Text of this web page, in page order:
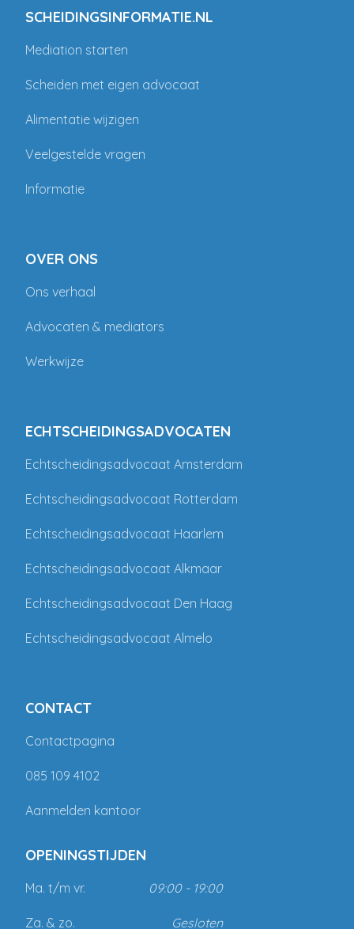
SCHEIDINGSINFORMATIE.NL
Mediation starten
Scheiden met eigen advocaat
Alimentatie wijzigen
Veelgestelde vragen
Informatie
OVER ONS
Ons verhaal
Advocaten & mediators
Werkwijze
ECHTSCHEIDINGSADVOCATEN
Echtscheidingsadvocaat Amsterdam
Echtscheidingsadvocaat Rotterdam
Echtscheidingsadvocaat Haarlem
Echtscheidingsadvocaat Alkmaar
Echtscheidingsadvocaat Den Haag
Echtscheidingsadvocaat Almelo
CONTACT
Contactpagina
085 109 4102
Aanmelden kantoor
OPENINGSTIJDEN
Ma. t/m vr. 09:00 - 19:00
Za. & zo. Gesloten